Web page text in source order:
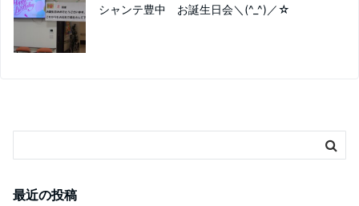
シャンテ豊中 お誕生日会＼(^_^)／☆
最近の投稿